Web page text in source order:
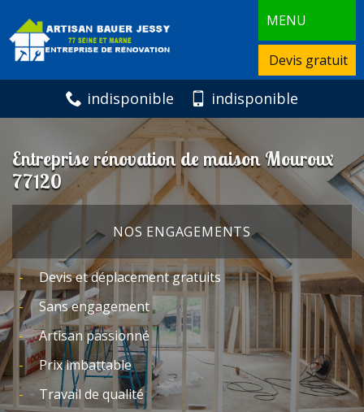
MENU
Devis gratuit
indisponible indisponible
Entreprise rénovation de maison Mouroux
77120
NOS ENGAGEMENTS
Devis et déplacement gratuits
Sans engagement
Artisan passionné
Prix imbattable
Travail de qualité